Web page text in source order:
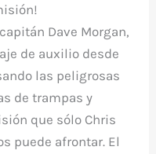
Dave Morgan,
de auxilio desde
las peligrosas
de trampas y
que sólo Chris
puede afrontar. El